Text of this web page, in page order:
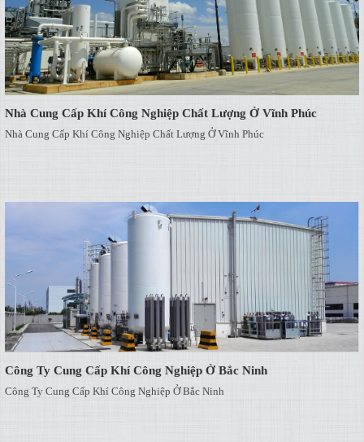
Nhà Cung Cấp Khí Công Nghiệp Chất Lượng Ở Vĩnh Phúc
Nhà Cung Cấp Khí Công Nghiệp Chất Lượng Ở Vĩnh Phúc
Công Ty Cung Cấp Khí Công Nghiệp Ở Bắc Ninh
Công Ty Cung Cấp Khí Công Nghiệp Ở Bắc Ninh